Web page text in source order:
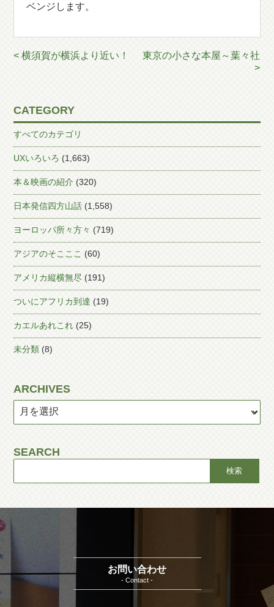
ベンジします。
< 横須賀が横浜より近い！
東京の小さな本屋～葉々社
>
CATEGORY
すべてのカテゴリ
UXいろいろ (1,663)
本＆映画の紹介 (320)
日本発信四方山話 (1,558)
ヨーロッパ所々方々 (719)
アジアのそこここ (60)
アメリカ縦横無尽 (191)
ついにアフリカ到達 (19)
カエルあれこれ (25)
未分類 (8)
ARCHIVES
SEARCH
お問い合わせ
- Contact -